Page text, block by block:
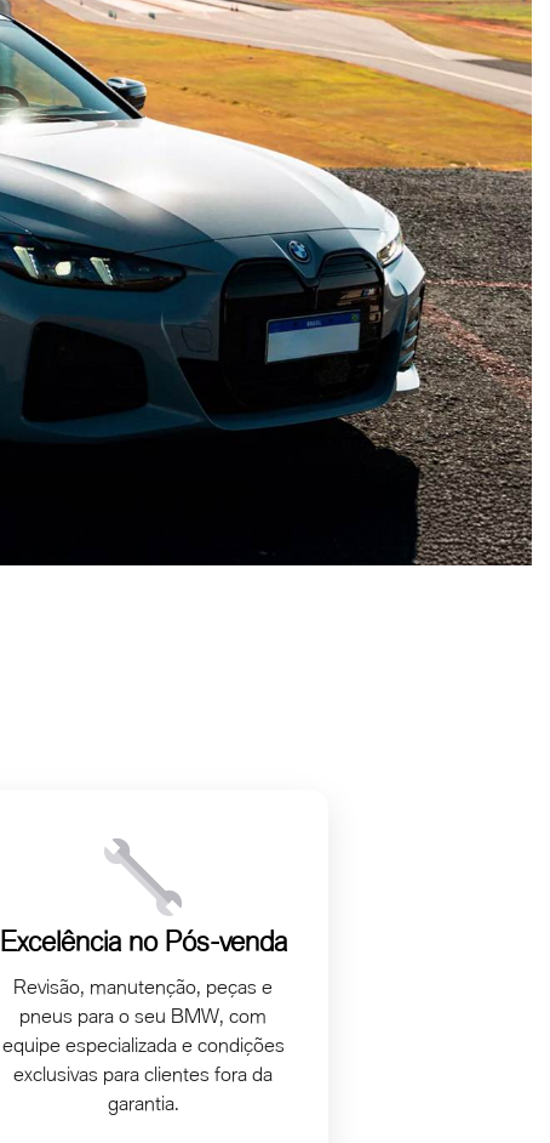
Excelência no Pós-venda
Revisão, manutenção, peças e
pneus para o seu BMW, com
equipe especializada e condições
exclusivas para clientes fora da
garantia.